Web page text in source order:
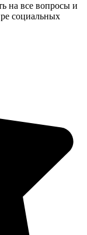
на все вопросы и
социальных